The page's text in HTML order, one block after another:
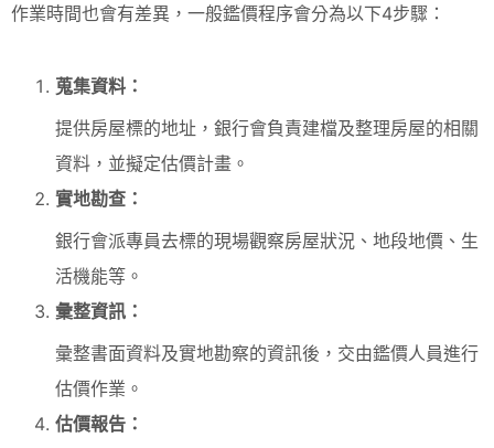
作業時間也會有差異，一般鑑價程序會分為以下4步驟：
蒐集資料：
提供房屋標的地址，銀行會負責建檔及整理房屋的相關
資料，並擬定估價計畫。
實地勘查：
銀行會派專員去標的現場觀察房屋狀況、地段地價、生
活機能等。
彙整資訊：
彙整書面資料及實地勘察的資訊後，交由鑑價人員進行
估價作業。
估價報告：